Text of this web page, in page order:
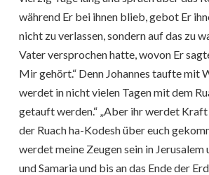
während Er bei ihnen blieb, gebot Er
nicht zu verlassen, sondern auf das zu
Vater versprochen hatte, wovon Er
Mir gehört.“ Denn Johannes taufte mit
werdet in nicht vielen Tagen mit dem
getauft werden.“ „Aber ihr werdet
der Ruach ha-Kodesh über euch
werdet meine Zeugen sein in Jerusalem
und Samaria und bis an das Ende der